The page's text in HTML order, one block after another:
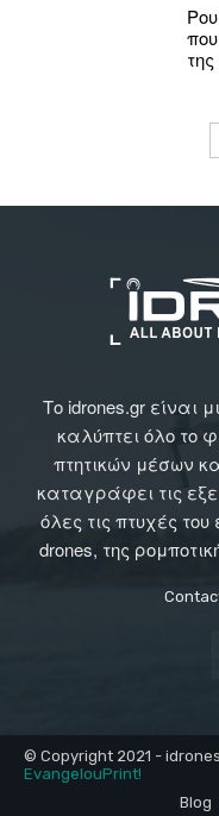
της
Το idrones.gr είναι
καλύπτει όλο
πτητικών μέσων
καταγράφει τις
όλες τις πτυχές
drones, της
© Copyright 2021 -
EvangelouPrint!
Blog